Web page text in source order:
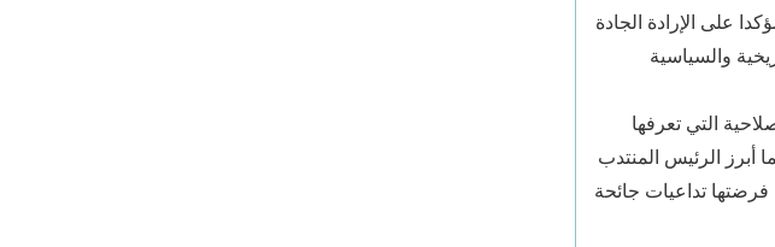
على الإرادة الجادة
والسياسية
التي تعرفها
أبرز الرئيس المنتدب
فرضتها تداعيات جائحة